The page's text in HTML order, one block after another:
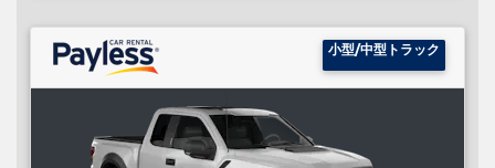
小型/中型トラック